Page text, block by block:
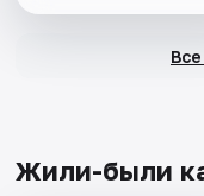
Жили-были